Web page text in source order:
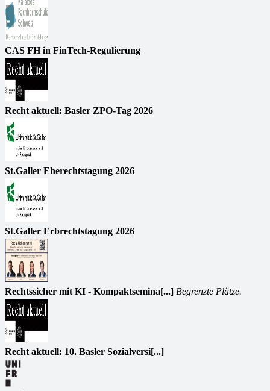
CAS FH in FinTech-Regulierung
Recht aktuell: Basler ZPO-Tag 2026
St.Galler Eherechtstagung 2026
St.Galler Erbrechtstagung 2026
Rechtssicher mit KI - Kompaktsemina[...] Begrenzte Plätze.
Recht aktuell: 10. Basler Sozialversi[...]